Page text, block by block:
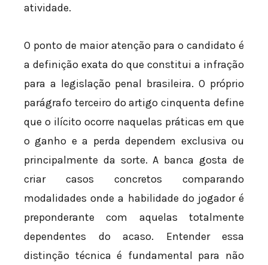
atividade.
O ponto de maior atenção para o candidato é
a definição exata do que constitui a infração
para a legislação penal brasileira. O próprio
parágrafo terceiro do artigo cinquenta define
que o ilícito ocorre naquelas práticas em que
o ganho e a perda dependem exclusiva ou
principalmente da sorte. A banca gosta de
criar casos concretos comparando
modalidades onde a habilidade do jogador é
preponderante com aquelas totalmente
dependentes do acaso. Entender essa
distinção técnica é fundamental para não